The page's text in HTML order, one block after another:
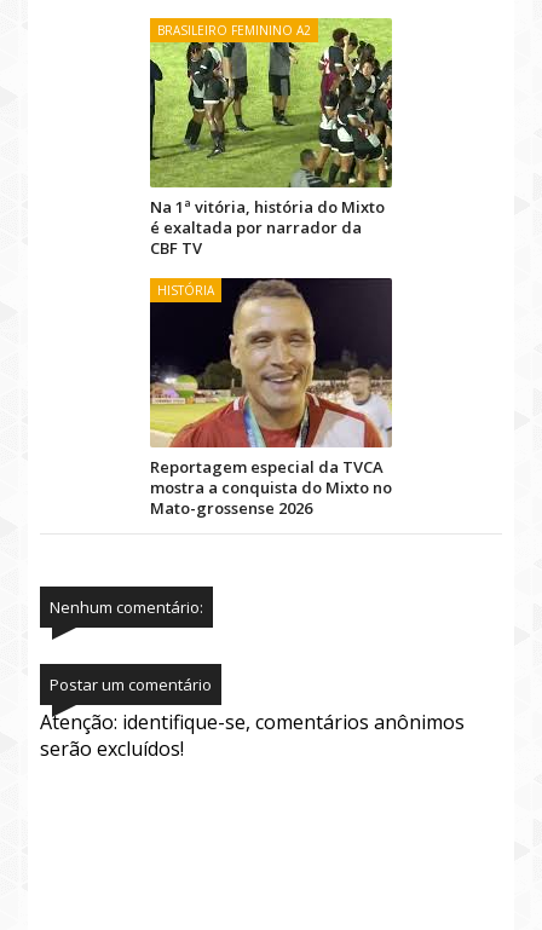
BRASILEIRO FEMININO A2
Na 1ª vitória, história do Mixto
é exaltada por narrador da
CBF TV
HISTÓRIA
Reportagem especial da TVCA
mostra a conquista do Mixto no
Mato-grossense 2026
Nenhum comentário:
Postar um comentário
Atenção: identifique-se, comentários anônimos
serão excluídos!